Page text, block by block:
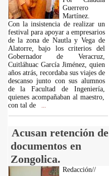
Guerrero
Martínez.
Con la insistencia de realizar un
festival para apoyar a empresarios
de la zona de Nautla y Vega de
Alatorre, bajo los criterios del
Gobernador de Veracruz,
Cuitláhuac García Jiménez, quien
años atrás, recordaba sus viajes de
descanso junto con sus alumnos
de la Facultad de Ingeniería,
quienes acompañaban al maestro,
con tal de
Acusan retención de
documentos en
Zongolica.
Redacción//